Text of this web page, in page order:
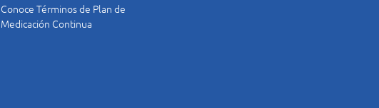
Conoce Términos de Plan de
Medicación Continua